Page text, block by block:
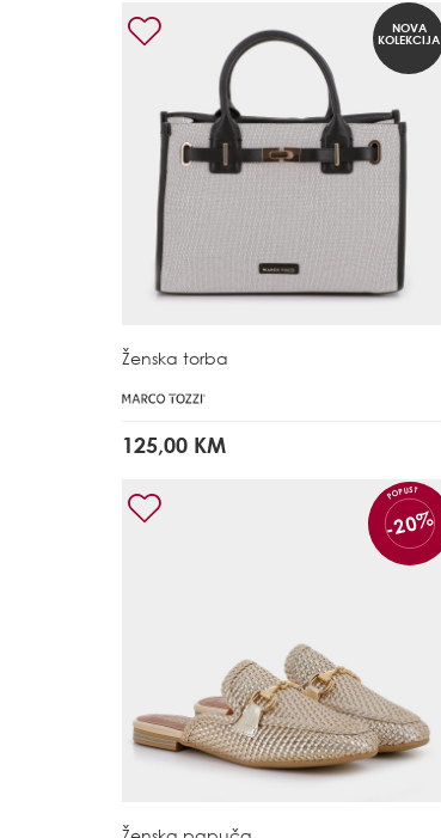
NOVA
KOLEKCIJA
Ženska torba
125,00 KM
POPUST
-20%